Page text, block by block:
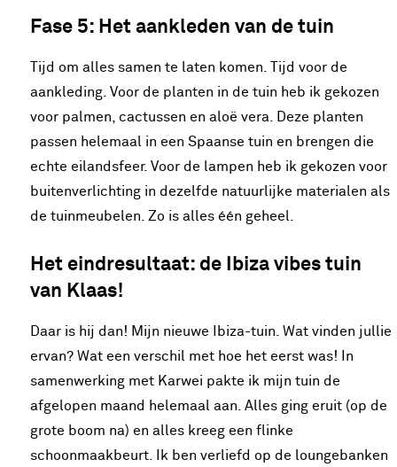
Fase 5: Het aankleden van de tuin
Tijd om alles samen te laten komen. Tijd voor de
aankleding. Voor de planten in de tuin heb ik gekozen
voor palmen, cactussen en aloë vera. Deze planten
passen helemaal in een Spaanse tuin en brengen die
echte eilandsfeer. Voor de lampen heb ik gekozen voor
buitenverlichting in dezelfde natuurlijke materialen als
de tuinmeubelen. Zo is alles één geheel.
Het eindresultaat: de Ibiza vibes tuin
van Klaas!
Daar is hij dan! Mijn nieuwe Ibiza-tuin. Wat vinden jullie
ervan? Wat een verschil met hoe het eerst was! In
samenwerking met Karwei pakte ik mijn tuin de
afgelopen maand helemaal aan. Alles ging eruit (op de
grote boom na) en alles kreeg een flinke
schoonmaakbeurt. Ik ben verliefd op de loungebanken